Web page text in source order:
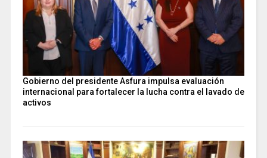
Gobierno del presidente Asfura impulsa evaluación
internacional para fortalecer la lucha contra el lavado de
activos